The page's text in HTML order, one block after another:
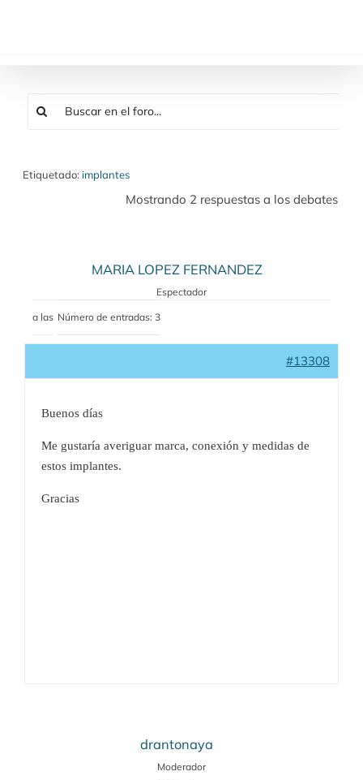
Etiquetado: implantes
Mostrando 2 respuestas a los debates
MARIA LOPEZ FERNANDEZ
Espectador
a las Número de entradas: 3
#13308
Buenos días
Me gustaría averiguar marca, conexión y medidas de
estos implantes.
Gracias
drantonaya
Moderador